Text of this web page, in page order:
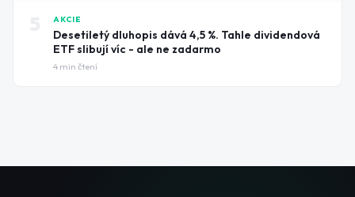
AKCIE
Desetiletý dluhopis dává 4,5 %. Tahle dividendová
ETF slibují víc - ale ne zadarmo
4 min čtení